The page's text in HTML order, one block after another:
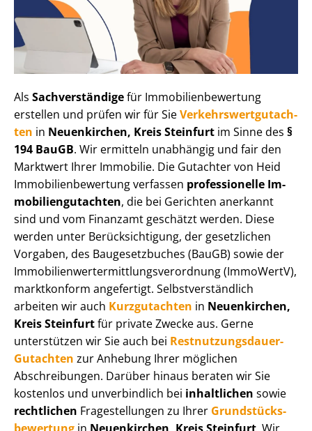
Als Sachverständigefür Im­mo­bi­li­en­be­wer­tung
erstellen und prüfen wir für SieVer­kehrs­wert­gut­ach­
ten in Neuenkirchen, Kreis Steinfurt im Sinne des §
194 BauGB. Wir ermitteln unabhängig und fair den
Marktwert Ihrer Immobilie. Die Gutachter von Heid
Im­mo­bi­li­en­be­wer­tung verfassen professionelle Im­
mo­bi­li­en­gut­ach­ten, die bei Gerichten anerkannt
sind und vom Finanzamt geschätzt werden. Diese
werden unter Be­rück­sich­ti­gung, der gesetzlichen
Vorgaben, des Baugesetzbuches (BauGB) sowie der
Im­mo­bi­li­en­wert­ermitt­lungs­ver­ord­nung (ImmoWertV),
marktkonform angefertigt. Selbst­ver­ständ­lich
arbeiten wir auch Kurzgutachten in Neuenkirchen,
Kreis Steinfurtfür private Zwecke aus. Gerne
unterstützen wir Sie auch bei Rest­nut­zungs­dau­er-
Gutachten zur Anhebung Ihrer möglichen
Abschreibungen. Darüber hinaus beraten wir Sie
kostenlos und unverbindlich bei inhaltlichen sowie
rechtlichen Fragestellungen zu Ihrer Grund­stücks­